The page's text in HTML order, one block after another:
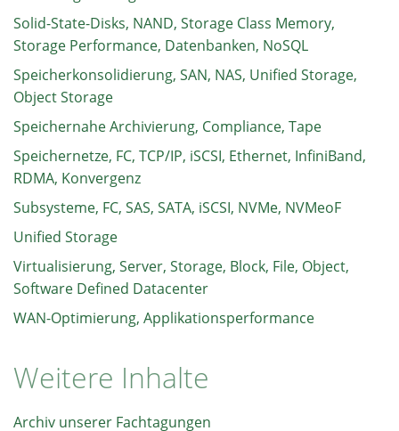
Solid-State-Disks, NAND, Storage Class Memory,
Storage Performance, Datenbanken, NoSQL
Speicherkonsolidierung, SAN, NAS, Unified Storage,
Object Storage
Speichernahe Archivierung, Compliance, Tape
Speichernetze, FC, TCP/IP, iSCSI, Ethernet, InfiniBand,
RDMA, Konvergenz
Subsysteme, FC, SAS, SATA, iSCSI, NVMe, NVMeoF
Unified Storage
Virtualisierung, Server, Storage, Block, File, Object,
Software Defined Datacenter
WAN-Optimierung, Applikationsperformance
Weitere Inhalte
Archiv unserer Fachtagungen